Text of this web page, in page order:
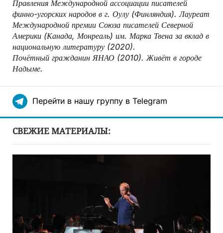
Правления Международной ассоциации писателей
финно-угорских народов в г. Оулу (Финляндия). Лауреат
Международной премии Союза писателей Северной
Америки (Канада, Монреаль) им. Марка Твена за вклад в
национальную литературу (2020).
Почётный гражданин ЯНАО (2010). Живёт в городе
Надыме.
Перейти в нашу группу в Telegram
СВЕЖИЕ МАТЕРИАЛЫ: